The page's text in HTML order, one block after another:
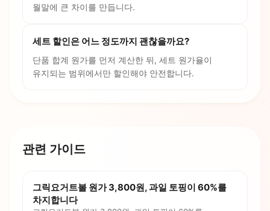
월말에 큰 차이를 만듭니다.
세트 할인은 어느 정도까지 괜찮을까요?
단품 합계 원가를 먼저 계산한 뒤, 세트 원가율이
유지되는 범위에서만 할인해야 안전합니다.
관련 가이드
그릭요거트볼 원가 3,800원, 과일 토핑이 60%를
차지합니다